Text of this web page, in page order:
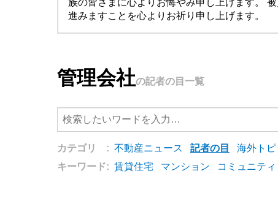
族の皆さまに心よりお悔やみ申し上げます。
進みますことを心よりお祈り申し上げます。
管理会社の記者の目一覧
カテゴリ : 不動産ニュース 記者の目
海外トピ
キーワード: 賃貸住宅 マンション コミュニティ